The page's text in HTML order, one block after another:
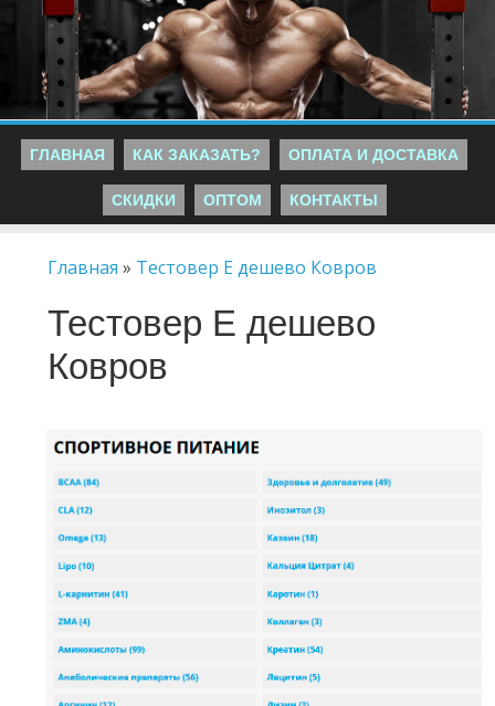
ГЛАВНАЯ КАК ЗАКАЗАТЬ? ОПЛАТА И ДОСТАВКА
СКИДКИ ОПТОМ КОНТАКТЫ
Главная » Тестовер Е дешево Ковров
Тестовер Е дешево
Ковров